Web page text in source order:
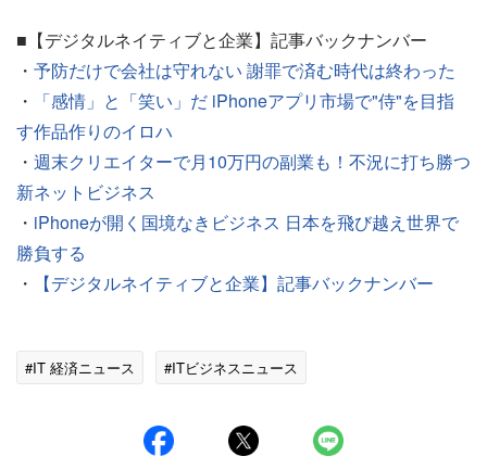
■【デジタルネイティブと企業】記事バックナンバー
・ 予防だけで会社は守れない 謝罪で済む時代は終わった
・
「感情」と「笑い」だ iPhoneアプリ市場で"侍"を目指
す作品作りのイロハ
・ 週末クリエイターで月10万円の副業も！不況に打ち勝つ
新ネットビジネス
・ iPhoneが開く国境なきビジネス 日本を飛び越え世界で
勝負する
・
【デジタルネイティブと企業】記事バックナンバー
#IT 経済ニュース #ITビジネスニュース